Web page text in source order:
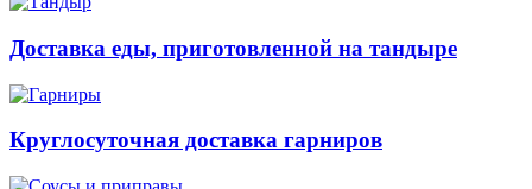
Доставка еды, приготовленной на тандыре
Круглосуточная доставка гарниров